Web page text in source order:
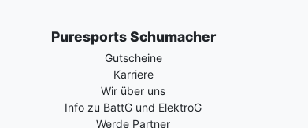
Puresports Schumacher
Gutscheine
Karriere
Wir über uns
Info zu BattG und ElektroG
Werde Partner